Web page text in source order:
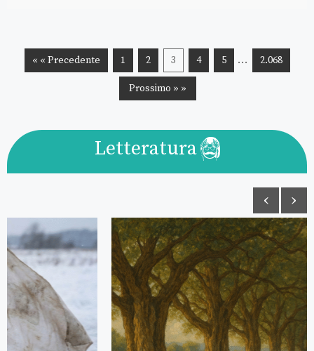
« « Precedente 1 2 3 4 5 … 2.068
Prossimo » »
Letteratura
‹ ›